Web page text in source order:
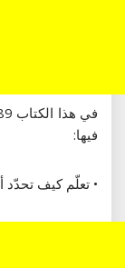
فيها:
• تعلّم كيف تحدّد